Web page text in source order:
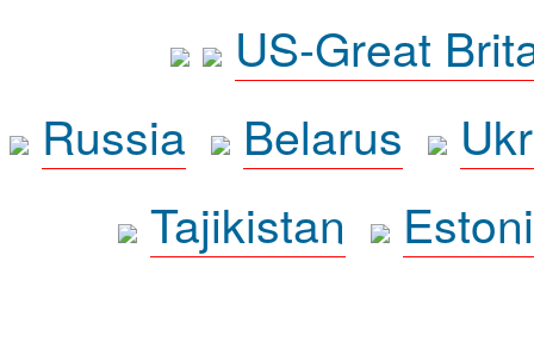
US-Great
Russia
Belarus
Tajikistan